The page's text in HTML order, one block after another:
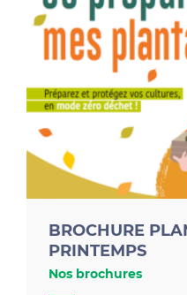
BROCHURE
PRINTEMPS
Nos brochures